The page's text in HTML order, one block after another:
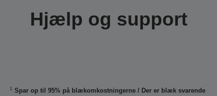
Hjælp og support
1 Spar op til 95% på blækomkostningerne / Der er blæk svarende